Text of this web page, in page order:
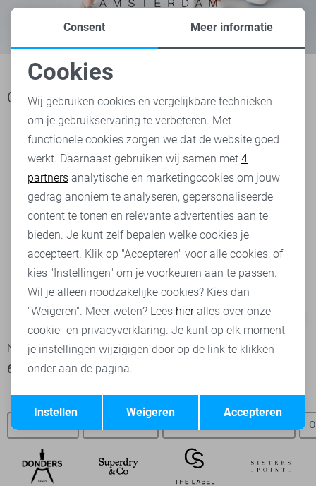
Ook het bekijken waard
NED Jurk
69,99
NED Jurk
Noodzakelijke cookies
Personalisatie cookies
Analytische cookies
Marketing cookies
Terug Opslaan
Consent Meer informatie
Cookies
Wij gebruiken cookies en vergelijkbare technieken
om je gebruikservaring te verbeteren. Met
functionele cookies zorgen we dat de website goed
werkt. Daarnaast gebruiken wij samen met 4
partners analytische en marketingcookies om jouw
gedrag anoniem te analyseren, gepersonaliseerde
content te tonen en relevante advertenties aan te
bieden. Je kunt zelf bepalen welke cookies je
accepteert. Klik op "Accepteren" voor alle cookies, of
kies "Instellingen" om je voorkeuren aan te passen.
Wil je alleen noodzakelijke cookies? Kies dan
"Weigeren". Meer weten? Lees hieralles over onze
cookie- en privacyverklaring. Je kunt op elk moment
je instellingen wijzigigen door op de link te klikken
onder aan de pagina.
Accepteren
Weigeren
Instellen